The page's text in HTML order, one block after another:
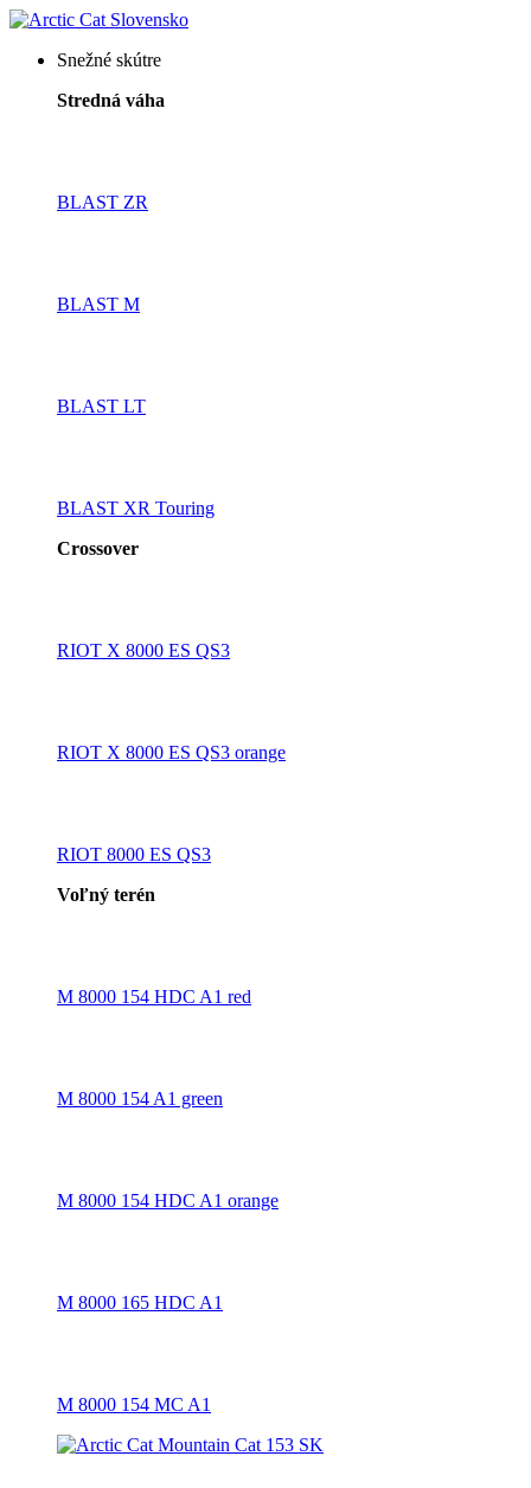
Snežné skútre
Stredná váha
BLAST ZR
BLAST M
BLAST LT
BLAST XR Touring
Crossover
RIOT X 8000 ES QS3
RIOT X 8000 ES QS3 orange
RIOT 8000 ES QS3
Voľný terén
M 8000 154 HDC A1 red
M 8000 154 A1 green
M 8000 154 HDC A1 orange
M 8000 165 HDC A1
M 8000 154 MC A1